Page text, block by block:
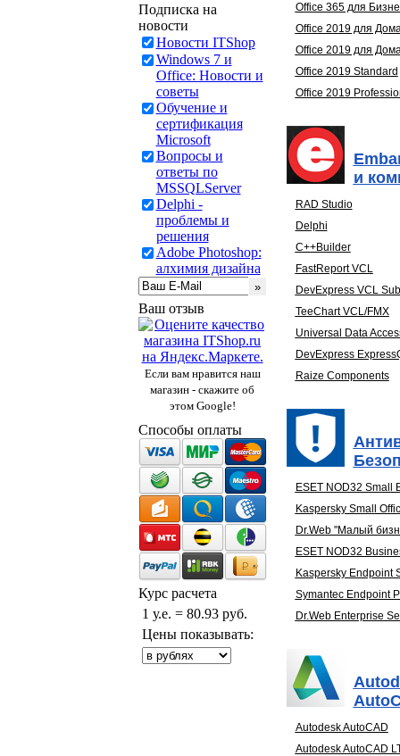
Подписка на
новости
Новости ITShop
Windows 7 и
Office: Новости и
советы
Обучение и
сертификация
Microsoft
Вопросы и
ответы по
MSSQLServer
Delphi -
проблемы и
решения
Adobe Photoshop:
алхимия дизайна
Ваш отзыв
Если вам нравится наш
магазин - скажите об
этом Google!
Способы оплаты
Курс расчета
1 у.е. = 80.93 руб.
Цены показывать:
Office 365 для
Office 2019 для
Office 2019 для
Office 2019 Standard
Office 2019
и
RAD Studio
Delphi
C++Builder
FastReport VCL
DevExpress VCL
TeeChart VCL/FMX
Universal Data
DevExpress
Raize Components
ESET NOD32 Small
Kaspersky Small
Dr.Web "Малый
ESET NOD32
Kaspersky Endpoint
Symantec Endpoint
Dr.Web Enterprise
Autodesk AutoCAD
Autodesk AutoCAD